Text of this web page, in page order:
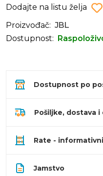
Dodajte na listu želja
Proizvođač: JBL
Dostupnost:
Dostupnost po
Pošiljke, dostava
Rate -
Jamstvo